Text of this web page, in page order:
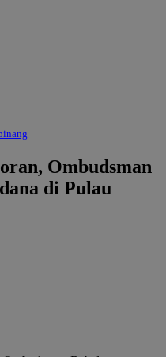
Laporan,
Ombudsman
Babel
Buka
Ombudsman
di Pulau